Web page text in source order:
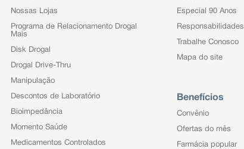
Nossas Lojas
Programa de Relacionamento Drogal
Mais
Disk Drogal
Drogal Drive-Thru
Manipulação
Descontos de Laboratório
Bioimpedância
Momento Saúde
Medicamentos Controlados
Especial 90 Anos
Responsabilidades
Trabalhe Conosco
Mapa do site
Benefícios
Convênio
Ofertas do mês
Farmácia popular